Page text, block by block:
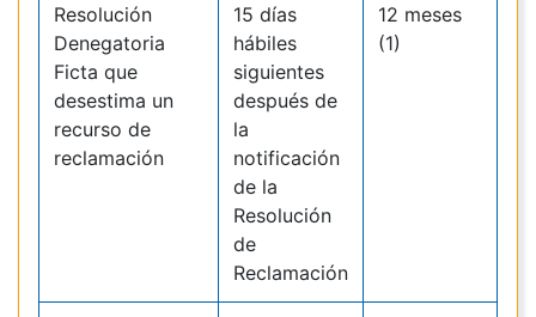
Resolución
Denegatoria
Ficta que
desestima un
recurso de
reclamación
15 días
hábiles
siguientes
después de
la
notificación
de la
Resolución
de
Reclamación
12 meses
(1)